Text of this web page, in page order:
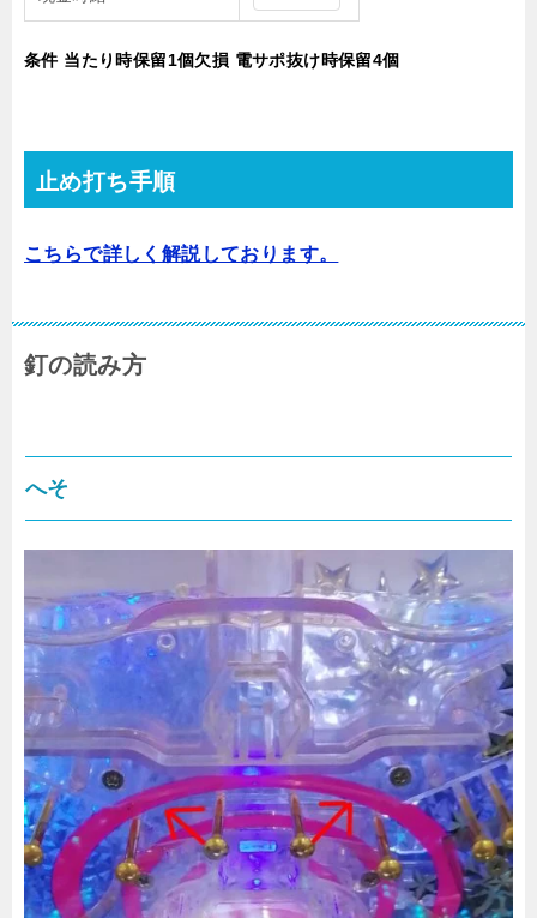
条件 当たり時保留1個欠損 電サポ抜け時保留4個
止め打ち手順
こちらで詳しく解説しております。
釘の読み方
へそ